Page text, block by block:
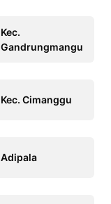
Kec.
Gandrungmangu
Kec. Cimanggu
Adipala